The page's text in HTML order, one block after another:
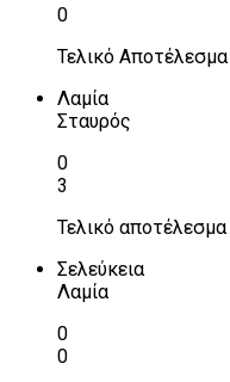
0
Τελικό Αποτέλεσμα
Λαμία
Σταυρός
0
3
Τελικό αποτέλεσμα
Σελεύκεια
Λαμία
0
0